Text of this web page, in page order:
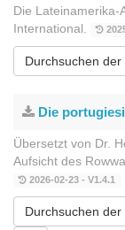
Die Lateinamerika-
International.
Durchsuchen
Die
Übersetzt von Dr.
Aufsicht des
2026-02-23 - V1.4.1
Durchsuchen